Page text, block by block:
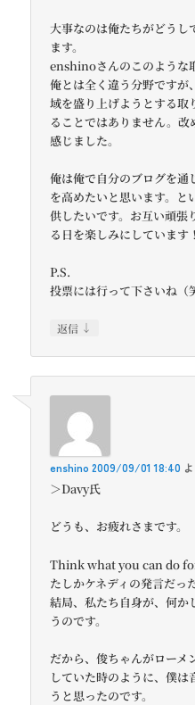
大事なのは俺たちがどうし
ます。
enshinoさんのこのような
俺とは全く違う分野ですが
域を盛り上げようとする取
ることではありません。
感じました。
俺は俺で自分のブログを通
を高めたいと思います。と
供したいです。お互い頑張
る日を楽しみにしています
P.S.
投票には行って下さいね（
返信 ↓
enshino 2009/09/01 18:40
＞Davy氏
どうも、お疲れさまです。
Think what you can do
たしかケネディの発言だっ
結局、私たち自身が、何か
うのです。
だから、俊ちゃんがローメ
していた時のように、僕
うと思ったのです。